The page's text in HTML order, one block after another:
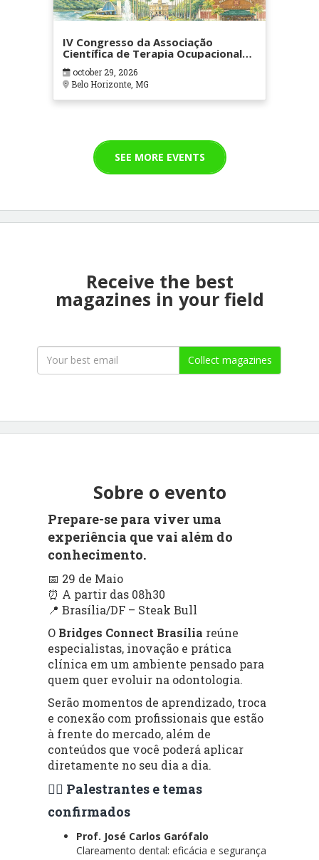
IV Congresso da Associação
Científica de Terapia Ocupacional
em Contextos Hospitalares e
Cuidados Paliativos - ATOHOSP
october 29, 2026
Belo Horizonte, MG
SEE MORE EVENTS
Receive the best
magazines in your field
Collect magazines
Sobre o evento
Prepare-se para viver uma
experiência que vai além do
conhecimento.
📅 29 de Maio
⏰ A partir das 08h30
📍 Brasília/DF – Steak Bull
O Bridges Connect Brasília reúne
especialistas, inovação e prática
clínica em um ambiente pensado para
quem quer evoluir na odontologia.
Serão momentos de aprendizado, troca
e conexão com profissionais que estão
à frente do mercado, além de
conteúdos que você poderá aplicar
diretamente no seu dia a dia.
👨‍⚕️ Palestrantes e temas
confirmados
Prof. José Carlos Garófalo
Clareamento dental: eficácia e segurança